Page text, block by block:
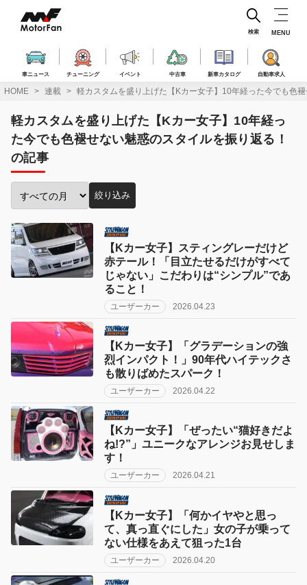
ス
車ニュース チューニング イベント 中古車 新車カタログ 自動車求人
検索 MENU
HOME 連載 軽カスタムを盛り上げた【Kカー女子】10年経った今でも色
軽カスタムを盛り上げた【Kカー女子】10年経っ
た今でも色褪せない魅惑のスタイルを振り返る！
の記事
月
で
絞
り
絞り込み
【Kカー女子】スティングレーだけど
赤テール！「目立たせるだけがすべて
じゃない」こだわりは“シンプル”であ
ること！
ユーザーカー 2026.04.23
【Kカー女子】「グラデーションの強
烈インパクト！」90年代ハイテックさ
も散りばめたスパーク！
ユーザーカー 2026.04.22
【Kカー女子】「ぜったい“猫好きだよ
ね!?”」ユニークなアレンジお見せしま
す！
ユーザーカー 2026.04.21
【Kカー女子】「何かイヤやと思っ
て、真っ直ぐにした」女の子が乗って
ない仕様をあえて狙った1台
ユーザーカー 2026.04.20